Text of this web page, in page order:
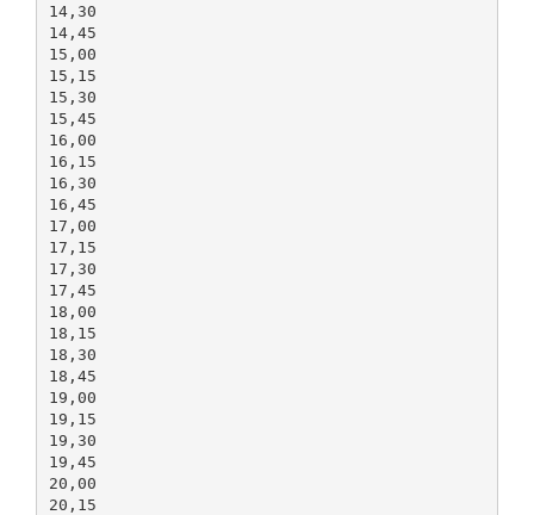
14,30
14,45
15,00
15,15
15,30
15,45
16,00
16,15
16,30
16,45
17,00
17,15
17,30
17,45
18,00
18,15
18,30
18,45
19,00
19,15
19,30
19,45
20,00
20,15